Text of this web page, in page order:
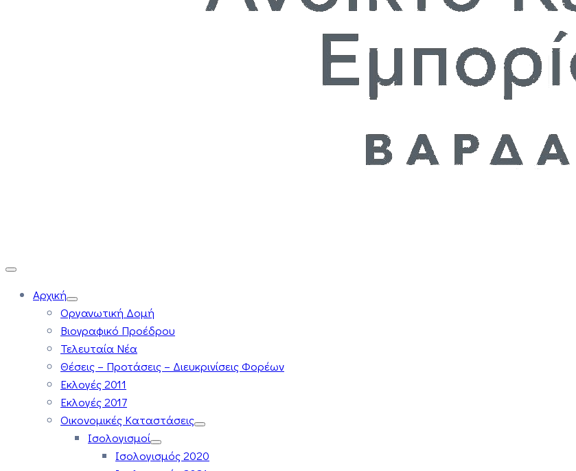
Αρχική
Οργανωτική Δομή
Βιογραφικό Προέδρου
Τελευταία Νέα
Θέσεις – Προτάσεις – Διευκρινίσεις Φορέων
Εκλογές 2011
Εκλογές 2017
Οικονομικές Καταστάσεις
Ισολογισμοί
Ισολογισμός 2020